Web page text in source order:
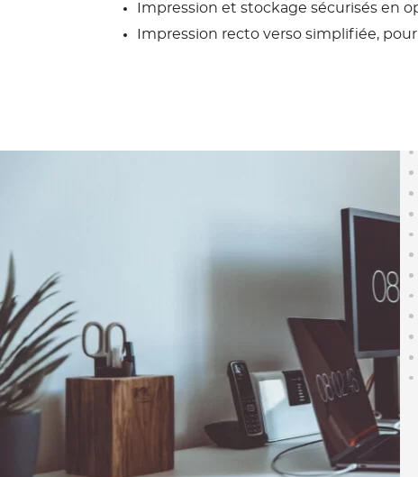
Impression et stockage sécurisés en
Impression recto verso simplifiée,